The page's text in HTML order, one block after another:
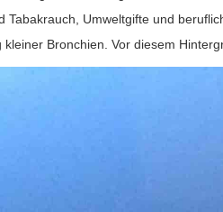
Tabakrauch, Umweltgifte und
Bronchien. Vor diesem